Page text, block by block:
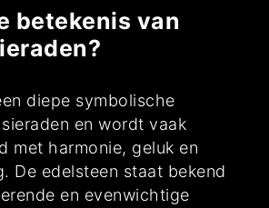
betekenis van
diepe symbolische
en wordt vaak
met harmonie, geluk en
De edelsteen staat bekend
en evenwichtige